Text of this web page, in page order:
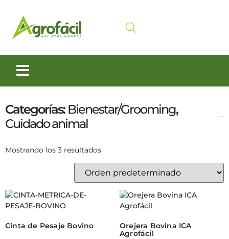
Categorías: Bienestar/Grooming,
Cuidado animal
Mostrando los 3 resultados
Cinta de Pesaje Bovino
Orejera Bovina ICA
Agrofácil